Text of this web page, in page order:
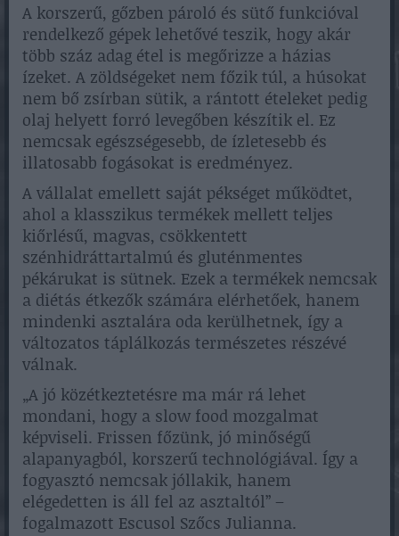
A korszerű, gőzben pároló és sütő funkcióval
rendelkező gépek lehetővé teszik, hogy akár
több száz adag étel is megőrizze a házias
ízeket. A zöldségeket nem főzik túl, a húsokat
nem bő zsírban sütik, a rántott ételeket pedig
olaj helyett forró levegőben készítik el. Ez
nemcsak egészségesebb, de ízletesebb és
illatosabb fogásokat is eredményez.
A vállalat emellett saját pékséget működtet,
ahol a klasszikus termékek mellett teljes
kiőrlésű, magvas, csökkentett
szénhidráttartalmú és gluténmentes
pékárukat is sütnek. Ezek a termékek nemcsak
a diétás étkezők számára elérhetőek, hanem
mindenki asztalára oda kerülhetnek, így a
változatos táplálkozás természetes részévé
válnak.
„A jó közétkeztetésre ma már rá lehet
mondani, hogy a slow food mozgalmat
képviseli. Frissen főzünk, jó minőségű
alapanyagból, korszerű technológiával. Így a
fogyasztó nemcsak jóllakik, hanem
elégedetten is áll fel az asztaltól” –
fogalmazott Escusol Szőcs Julianna.